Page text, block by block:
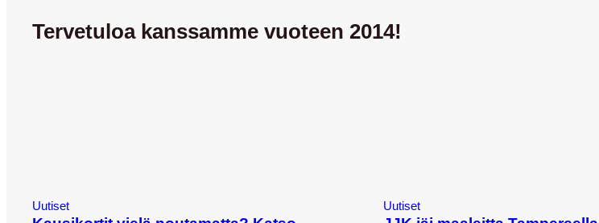
Tervetuloa kanssamme vuoteen 2014!
Uutiset Uutiset